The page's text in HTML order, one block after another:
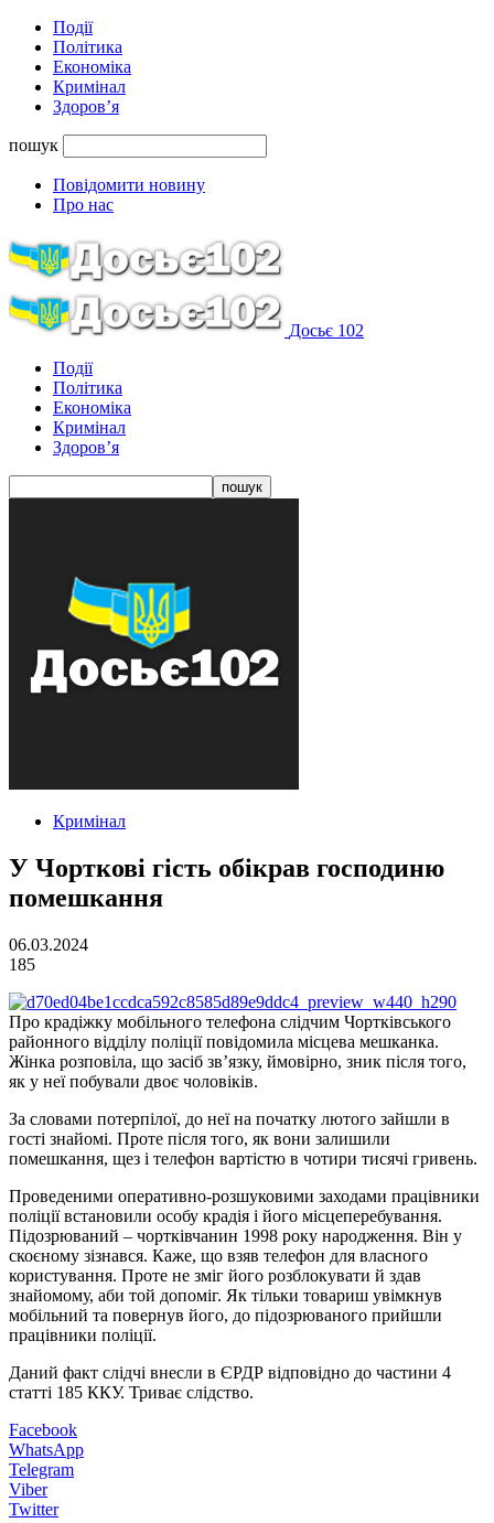
Події
Політика
Економіка
Кримінал
Здоров’я
пошук
Повідомити новину
Про нас
Досьє 102
Події
Політика
Економіка
Кримінал
Здоров’я
Кримінал
У Чорткові гість обікрав господиню
помешкання
06.03.2024
185
Про крадіжку мобільного телефона слідчим Чортківського
районного відділу поліції повідомила місцева мешканка.
Жінка розповіла, що засіб зв’язку, ймовірно, зник після того,
як у неї побували двоє чоловіків.
За словами потерпілої, до неї на початку лютого зайшли в
гості знайомі. Проте після того, як вони залишили
помешкання, щез і телефон вартістю в чотири тисячі гривень.
Проведеними оперативно-розшуковими заходами працівники
поліції встановили особу крадія і його місцеперебування.
Підозрюваний – чортківчанин 1998 року народження. Він у
скоєному зізнався. Каже, що взяв телефон для власного
користування. Проте не зміг його розблокувати й здав
знайомому, аби той допоміг. Як тільки товариш увімкнув
мобільний та повернув його, до підозрюваного прийшли
працівники поліції.
Даний факт слідчі внесли в ЄРДР відповідно до частини 4
статті 185 ККУ. Триває слідство.
Facebook
WhatsApp
Telegram
Viber
Twitter